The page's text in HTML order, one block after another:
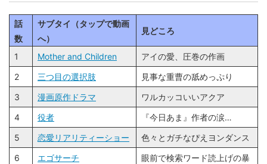
話
数
サブタイ（タップで動画
へ）
見どころ
1 Mother and Children
アイの愛、圧巻の作画
2
三つ目の選択肢
見事な重曹の舐めっぷり
3
漫画原作ドラマ
ワルカッコいいアクア
4
役者
『今日あま』作者の涙…
5
恋愛リアリティーショー
色々とガチなぴえヨンダンス
6
エゴサーチ
眼前で検索ワード読上げの暴